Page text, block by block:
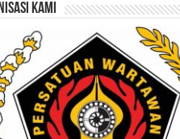
KAMI